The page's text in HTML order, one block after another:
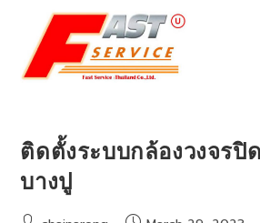
content
ติดตั้งระบบกล้องวงจรปิ
บางปู